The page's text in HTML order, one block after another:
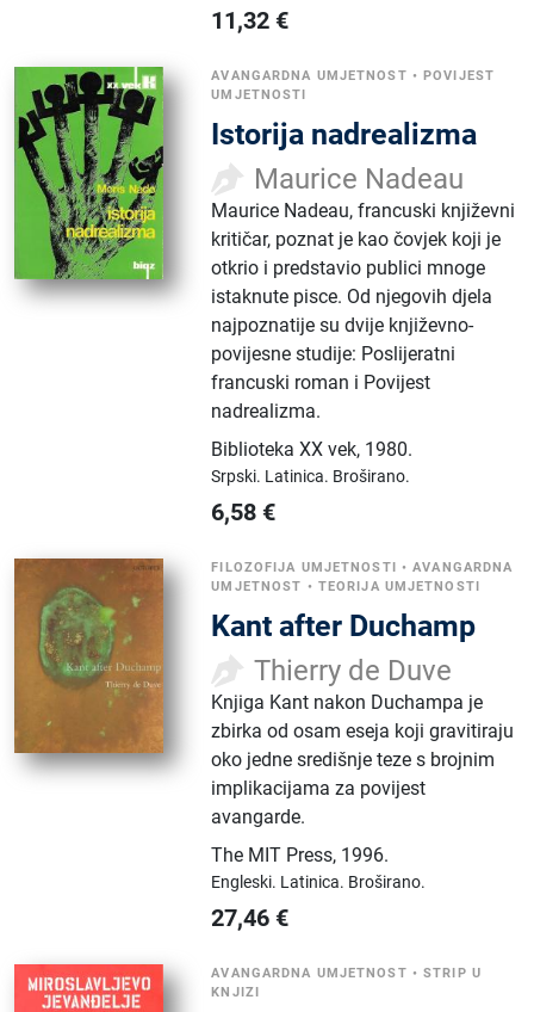
11,32 €
AVANGARDNA UMJETNOST •POVIJEST
UMJETNOSTI
Istorija nadrealizma
Maurice Nadeau
Maurice Nadeau, francuski književni
kritičar, poznat je kao čovjek koji je
otkrio i predstavio publici mnoge
istaknute pisce. Od njegovih djela
najpoznatije su dvije književno-
povijesne studije: Poslijeratni
francuski roman i Povijest
nadrealizma.
Biblioteka XX vek, 1980.
Srpski. Latinica. Broširano.
6,58 €
FILOZOFIJA UMJETNOSTI •AVANGARDNA
UMJETNOST • TEORIJA UMJETNOSTI
Kant after Duchamp
Thierry de Duve
Knjiga Kant nakon Duchampa je
zbirka od osam eseja koji gravitiraju
oko jedne središnje teze s brojnim
implikacijama za povijest
avangarde.
The MIT Press, 1996.
Engleski. Latinica. Broširano.
27,46 €
AVANGARDNA UMJETNOST •STRIP U
KNJIZI